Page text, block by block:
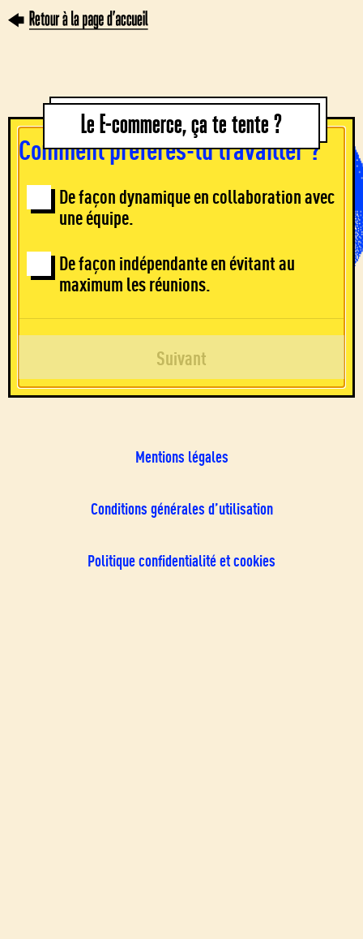
Le E-commerce, ça te tente ?
Le e-commerce, ça te tente ?
Comment préfères-tu travailler ?
De façon dynamique en collaboration avec
une équipe.
De façon indépendante en évitant au
maximum les réunions.
Suivant
Mentions légales
Conditions générales d’utilisation
Politique confidentialité et cookies